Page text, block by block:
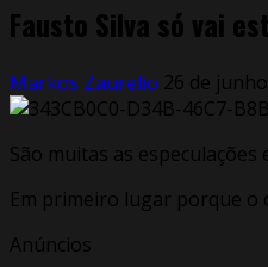
Fausto Silva só vai
Markos Zaurelio 26 de
São muitas as
Em primeiro lugar porque o
Anúncios